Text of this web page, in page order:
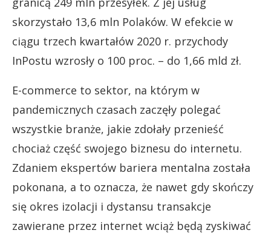
skorzystało 13,6 mln Polaków. W efekcie w
ciągu trzech kwartałów 2020 r. przychody
InPostu wzrosły o 100 proc. – do 1,66 mld zł.
E-commerce to sektor, na którym w
pandemicznych czasach zaczęły polegać
wszystkie branże, jakie zdołały przenieść
chociaż część swojego biznesu do internetu.
Zdaniem ekspertów bariera mentalna została
pokonana, a to oznacza, że nawet gdy skończy
się okres izolacji i dystansu transakcje
zawierane przez internet wciąż będą zyskiwać